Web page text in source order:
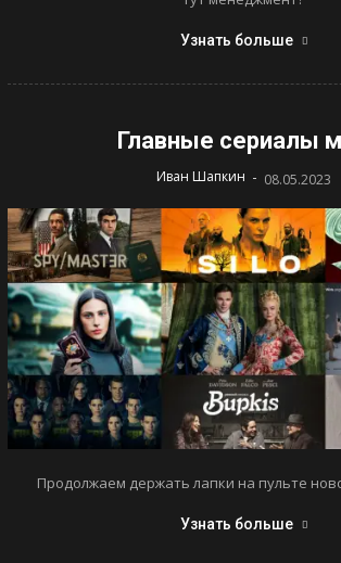
Узнать больше
Главные сериалы
Иван Шапкин - 08.05.2023
Продолжаем держать лапки на пульте
Узнать больше